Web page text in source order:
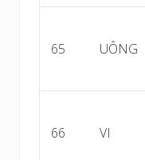
65 UÔNG
66 VI